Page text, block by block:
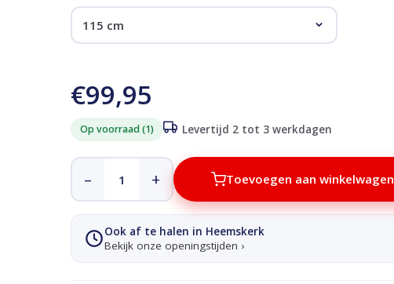
€99,95
Op voorraad (1) Levertijd 2 tot 3 werkdagen
– + Toevoegen aan winkelwagen
Ook af te halen in Heemskerk
Bekijk onze openingstijden ›